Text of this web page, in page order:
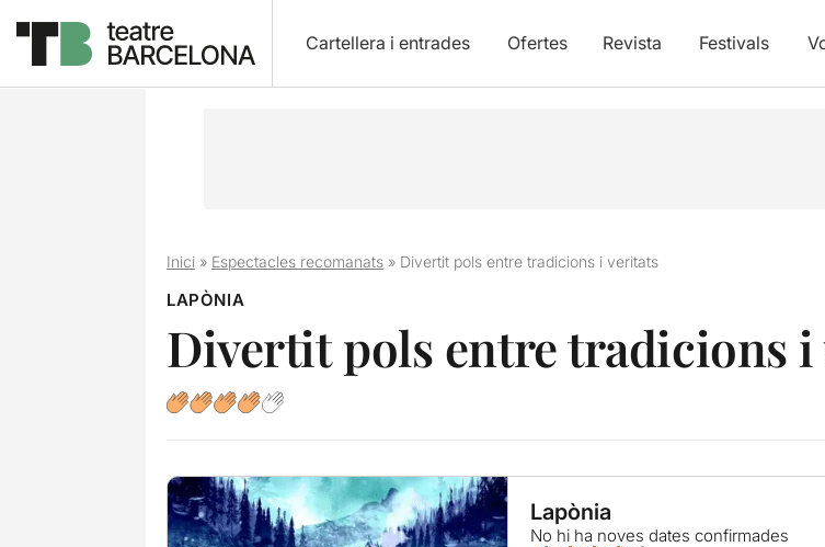
Cartellera i entrades Ofertes Revista Festivals
Inici» Espectacles recomanats» Divertit pols entre tradicions i veritats
LAPÒNIA
Divertit pols entre tradicions i
Lapònia
No hi ha noves dates confirmades